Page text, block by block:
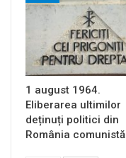
1 august 1964.
Eliberarea ultimilor
deținuți politici din
România comunistă